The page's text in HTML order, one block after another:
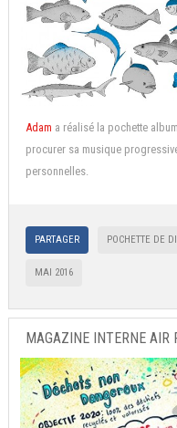
Adam a réalisé la pochette
procurer sa musique
personnelles.
PARTAGER POCHETTE DE
MAI 2016
MAGAZINE INTERNE AIR